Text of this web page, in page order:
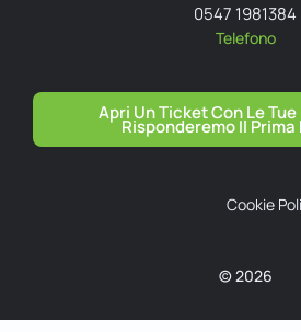
0547 1981384
Telefono
Apri Un Ticket Con Le
Risponderemo Il
© 2026
Cookie